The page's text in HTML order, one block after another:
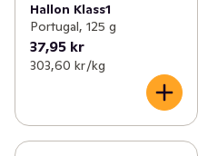
Hallon Klass1
Portugal, 125 g
37,95 kr
303,60 kr /kg